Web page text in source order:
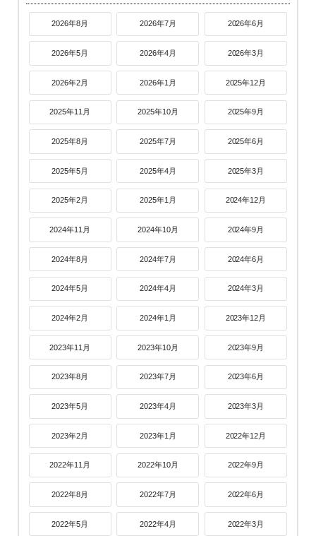
2026年8月 2026年7月 2026年6月
2026年5月 2026年4月 2026年3月
2026年2月 2026年1月 2025年12月
2025年11月 2025年10月 2025年9月
2025年8月 2025年7月 2025年6月
2025年5月 2025年4月 2025年3月
2025年2月 2025年1月 2024年12月
2024年11月 2024年10月 2024年9月
2024年8月 2024年7月 2024年6月
2024年5月 2024年4月 2024年3月
2024年2月 2024年1月 2023年12月
2023年11月 2023年10月 2023年9月
2023年8月 2023年7月 2023年6月
2023年5月 2023年4月 2023年3月
2023年2月 2023年1月 2022年12月
2022年11月 2022年10月 2022年9月
2022年8月 2022年7月 2022年6月
2022年5月 2022年4月 2022年3月